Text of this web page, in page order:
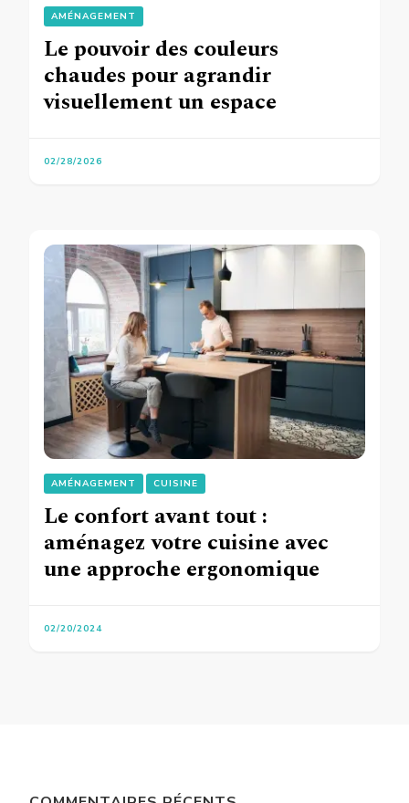
AMÉNAGEMENT
Le pouvoir des couleurs
chaudes pour agrandir
visuellement un espace
02/28/2026
AMÉNAGEMENT CUISINE
Le confort avant tout :
aménagez votre cuisine avec
une approche ergonomique
02/20/2024